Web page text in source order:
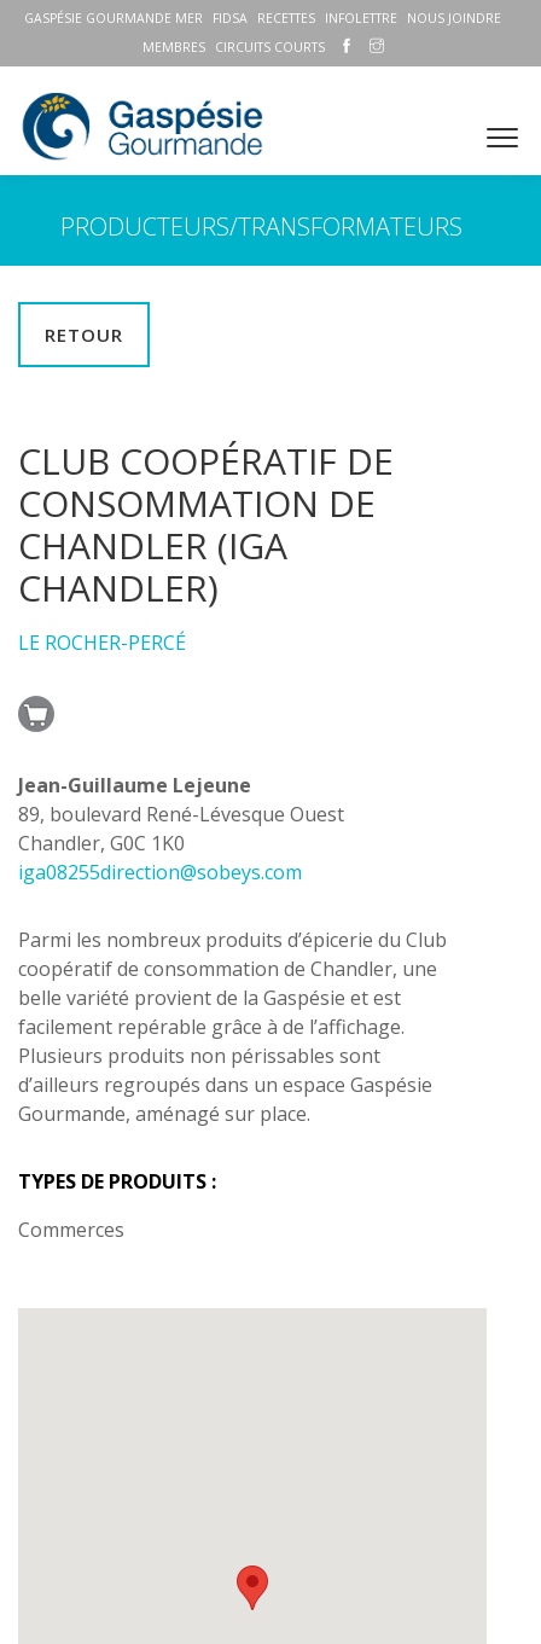
GASPÉSIE GOURMANDE MER FIDSA RECETTES INFOLETTRE
NOUS JOINDRE
MEMBRES
CIRCUITS COURTS
PRODUCTEURS/TRANSFORMATEURS
RETOUR
CLUB COOPÉRATIF DE
CONSOMMATION DE
CHANDLER (IGA
CHANDLER)
LE ROCHER-PERCÉ
Jean-Guillaume Lejeune
89, boulevard René-Lévesque Ouest
Chandler, G0C 1K0
iga08255direction@sobeys.com
Parmi les nombreux produits d’épicerie du Club
coopératif de consommation de Chandler, une
belle variété provient de la Gaspésie et est
facilement repérable grâce à de l’affichage.
Plusieurs produits non périssables sont
d’ailleurs regroupés dans un espace Gaspésie
Gourmande, aménagé sur place.
TYPES DE PRODUITS :
Commerces